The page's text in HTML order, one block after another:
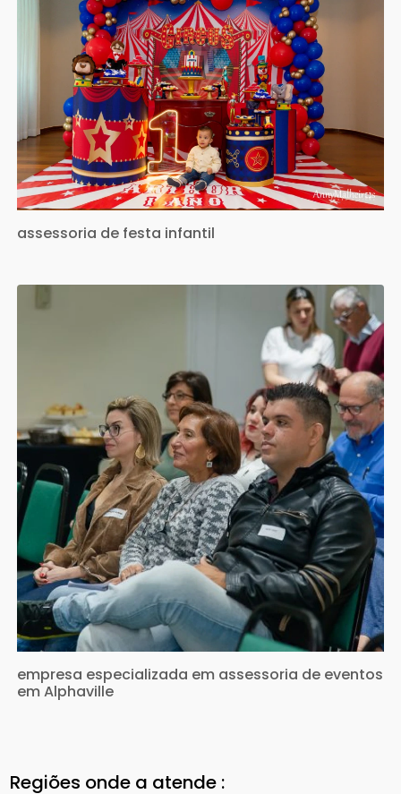
assessoria de festa infantil
empresa especializada em assessoria de eventos
em Alphaville
Regiões onde a atende :